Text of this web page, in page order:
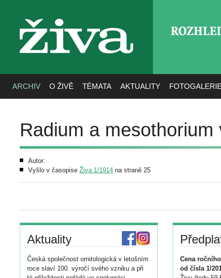
živa
ARCHIV O ŽIVĚ TÉMATA AKTUALITY
Radium a mesothorium
Autor:
Vyšlo v časopise Živa 1/1914 na straně 25
Aktuality
Česká společnost ornitologická v letošním
roce slaví 100. výročí svého vzniku a při
Cena
od čísla 1/